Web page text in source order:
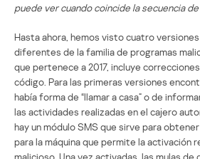
puede ver cuando coincide la secuencia
Hasta ahora, hemos visto cuatro
diferentes de la familia de programas
que pertenece a 2017, incluye
código. Para las primeras versiones
había forma de “llamar a casa” o de
las actividades realizadas en el cajero
hay un módulo SMS que sirve para
para la máquina que permite la activación
malicioso. Una vez activadas, las mulas